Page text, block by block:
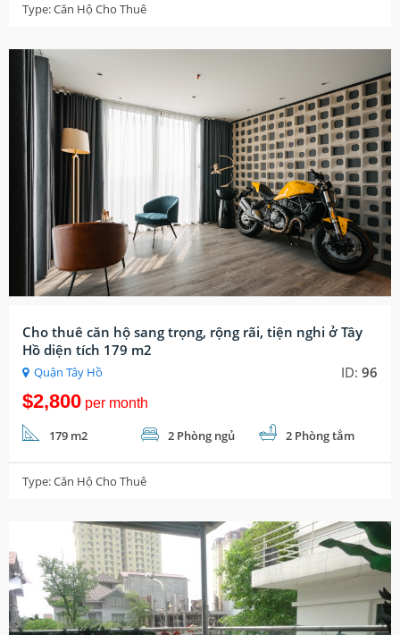
Type:Căn Hộ Cho Thuê
Cho thuê căn hộ sang trọng, rộng rãi, tiện nghi ở Tây
Hồ diện tích 179 m2
Quận Tây Hồ ID:96
$2,800per month
179 m2 2 Phòng ngủ 2 Phòng tắm
Type:Căn Hộ Cho Thuê